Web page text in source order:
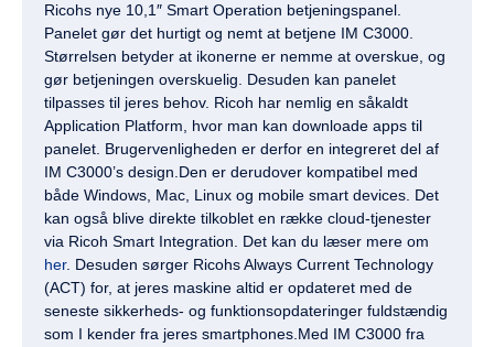
Ricohs nye 10,1″ Smart Operation betjeningspanel.
Panelet gør det hurtigt og nemt at betjene IM C3000.
Størrelsen betyder at ikonerne er nemme at overskue, og
gør betjeningen overskuelig. Desuden kan panelet
tilpasses til jeres behov. Ricoh har nemlig en såkaldt
Application Platform, hvor man kan downloade apps til
panelet. Brugervenligheden er derfor en integreret del af
IM C3000’s design.Den er derudover kompatibel med
både Windows, Mac, Linux og mobile smart devices. Det
kan også blive direkte tilkoblet en række cloud-tjenester
via Ricoh Smart Integration. Det kan du læser mere om
her. Desuden sørger Ricohs Always Current Technology
(ACT) for, at jeres maskine altid er opdateret med de
seneste sikkerheds- og funktionsopdateringer fuldstændig
som I kender fra jeres smartphones.Med IM C3000 fra